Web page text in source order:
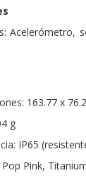
Acelerómetro,
163.77 x
g
IP65
Pink,